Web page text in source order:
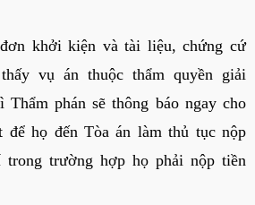
khởi kiện và tài liệu, chứng cứ
vụ án thuộc thẩm quyền giải
Thẩm phán sẽ thông báo ngay cho
họ đến Tòa án làm thủ tục nộp
trường hợp họ phải nộp tiền